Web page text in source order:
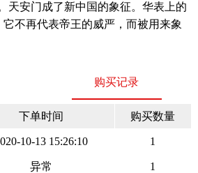
天安门成了新中国的象征。华表上的
不再代表帝王的威严，而被用来象
购买记录
下单时间 购买数量
10-13 15:26:10 1
异常 1